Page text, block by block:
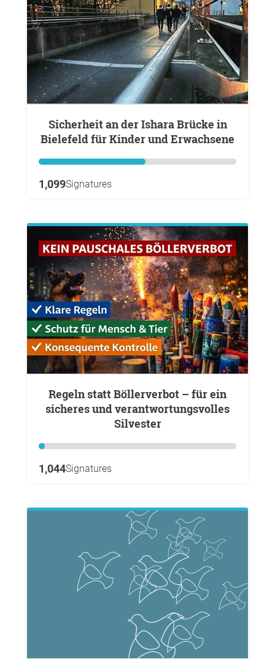
Sicherheit an der Ishara Brücke in
Bielefeld für Kinder und Erwachsene
1,099Signatures
Regeln statt Böllerverbot – für ein
sicheres und verantwortungsvolles
Silvester
1,044Signatures